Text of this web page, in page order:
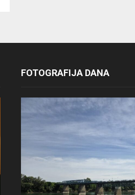
FOTOGRAFIJA DANA